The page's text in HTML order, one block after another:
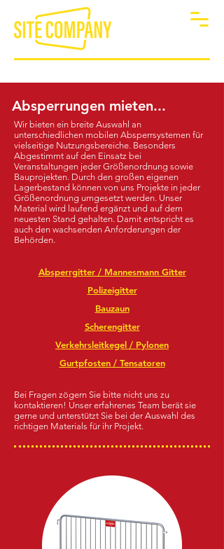
Absperrungen mieten...
Wir bieten ein breite Auswahl an
unterschiedlichen mobilen Absperrsystemen für
vielseitige Nutzungsbereiche. Besonders
Abgestimmt auf den Einsatz bei
Veranstaltungen jeder Größenordnung sowie
Bauprojekten. Durch den großen eigenen
Lagerbestand können von uns Projekte in jeder
Größenordnung umgesetzt werden. Unser
Material wird laufend ergänzt und auf dem
neuesten Stand gehalten. Damit entspricht es
auch den wachsenden Anforderungen der
Behörden.
Absperrgitter / Mannesmann Gitter
Polizeigitter
Bauzaun
Scherengitter
Verkehrsleitkegel / Pylonen
Gurtpfosten / Tensatoren
Bei Fragen zögern Sie bitte nicht uns zu
kontaktieren! Unser erfahrenes Team berät sie
gerne und unterstützt Sie bei der Auswahl des
richtigen Materials für ihr Projekt.